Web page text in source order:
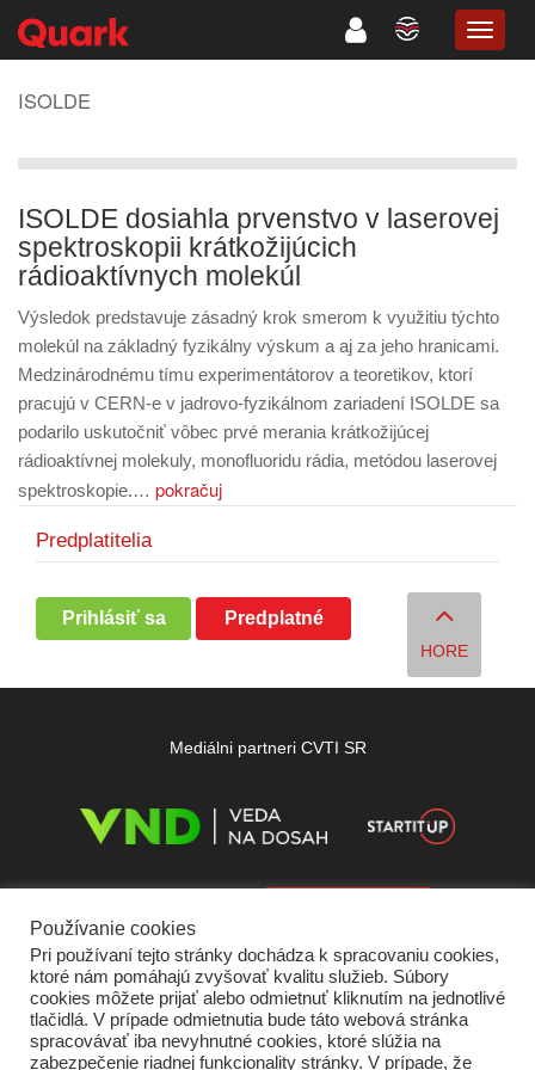
ISOLDE
ISOLDE dosiahla prvenstvo v laserovej
spektroskopii krátkožijúcich
rádioaktívnych molekúl
Výsledok predstavuje zásadný krok smerom k využitiu týchto
molekúl na základný fyzikálny výskum a aj za jeho hranicami.
Medzinárodnému tímu experimentátorov a teoretikov, ktorí
pracujú v CERN-e v jadrovo-fyzikálnom zariadení ISOLDE sa
podarilo uskutočniť vôbec prvé merania krátkožijúcej
rádioaktívnej molekuly, monofluoridu rádia, metódou laserovej
spektroskopie.… pokračuj
Predplatitelia
Prihlásiť sa Predplatné
HORE
Mediálni partneri CVTI SR
Používanie cookies
Pri používaní tejto stránky dochádza k spracovaniu cookies,
ktoré nám pomáhajú zvyšovať kvalitu služieb. Súbory
cookies môžete prijať alebo odmietnuť kliknutím na jednotlivé
tlačidlá. V prípade odmietnutia bude táto webová stránka
spracovávať iba nevyhnutné cookies, ktoré slúžia na
zabezpečenie riadnej funkcionality stránky. V prípade, že